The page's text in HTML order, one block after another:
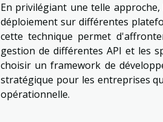
En privilégiant une telle
déploiement sur différentes
cette technique permet
gestion de différentes API et les
choisir un framework de
stratégique pour les entreprises
opérationnelle.